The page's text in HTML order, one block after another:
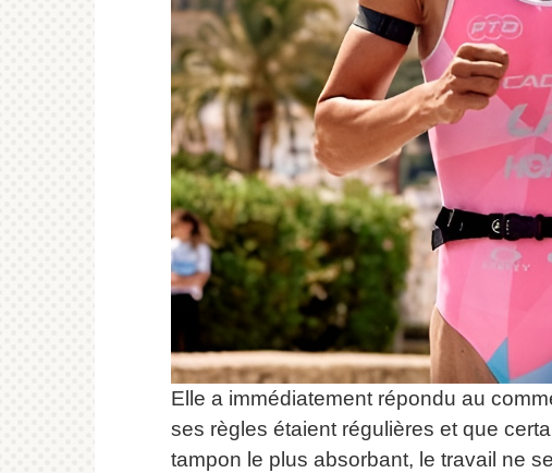
Elle a immédiatement répondu au
ses règles étaient régulières et que
tampon le plus absorbant, le travail ne